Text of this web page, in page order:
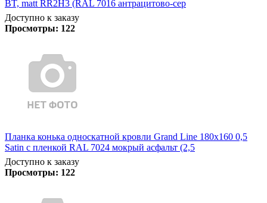
BT, matt RR2Н3 (RAL 7016 антрацитово-сер
Доступно к заказу
Просмотры: 122
Планка конька односкатной кровли Grand Line 180x160 0,5
Satin с пленкой RAL 7024 мокрый асфальт (2,5
Доступно к заказу
Просмотры: 122